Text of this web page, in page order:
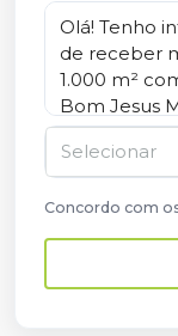
Selecionar
Concordo com